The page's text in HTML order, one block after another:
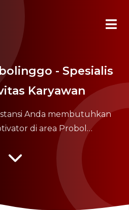
- Spesialis
Karyawan
Anda membutuhkan
di area Probol…